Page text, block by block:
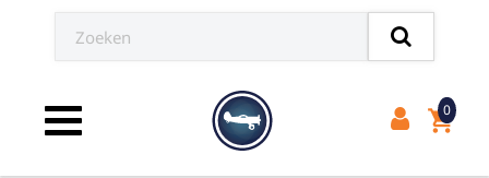
Toggle navigation shopping_cart
0